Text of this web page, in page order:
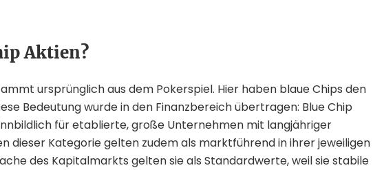
Aktien?
ursprünglich aus dem Pokerspiel. Hier haben blaue Chips den
Bedeutung wurde in den Finanzbereich übertragen: Blue Chip
für etablierte, große Unternehmen mit langjähriger
dieser Kategorie gelten zudem als marktführend in ihrer jeweiligen
des Kapitalmarkts gelten sie als Standardwerte, weil sie stabile